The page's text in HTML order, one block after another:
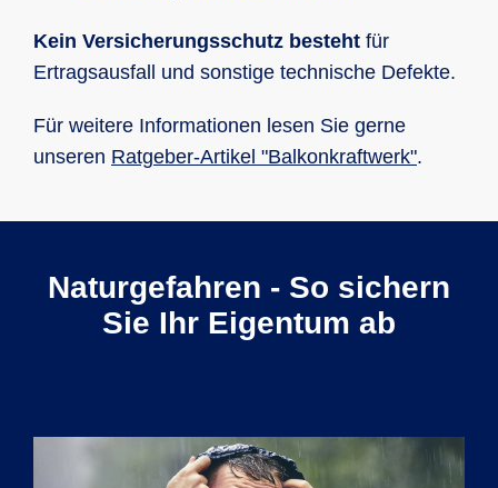
Kein Versicherungsschutz besteht für
Ertragsausfall und sonstige technische Defekte.
Für weitere Informationen lesen Sie gerne
unseren Ratgeber-Artikel "Balkonkraftwerk".
Naturgefahren - So sichern
Sie Ihr Eigentum ab